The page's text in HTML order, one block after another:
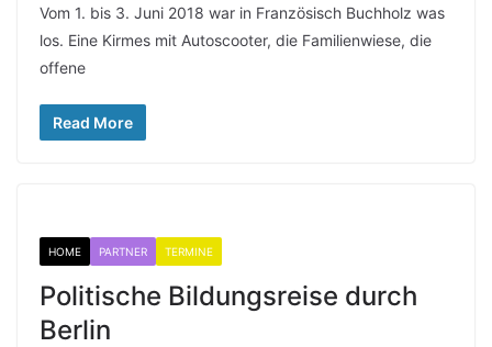
Vom 1. bis 3. Juni 2018 war in Französisch Buchholz was
los. Eine Kirmes mit Autoscooter, die Familienwiese, die
offene
Read More
HOME PARTNER TERMINE
Politische Bildungsreise durch
Berlin